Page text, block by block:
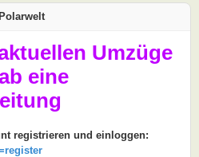
Umzüge
eine
registrieren und einloggen: